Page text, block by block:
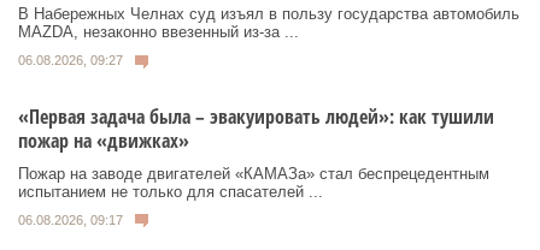
В Набережных Челнах суд изъял в пользу государства автомобиль
MAZDA, незаконно ввезенный из‑за ...
06.08.2026, 09:27
«Первая задача была – эвакуировать людей»: как тушили
пожар на «движках»
Пожар на заводе двигателей «КАМАЗа» стал беспрецедентным
испытанием не только для спасателей ...
06.08.2026, 09:17